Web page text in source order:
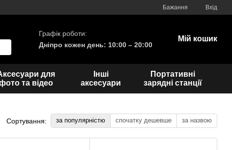
Бажання Вхід
Графік роботи:
Дніпро кожен день: 10:00 – 20:00
Мій кошик
для
та відео
Інші
аксесуари
Портативні
зарядні станції
Сортування: за популярністю спочатку дешевше за назвою